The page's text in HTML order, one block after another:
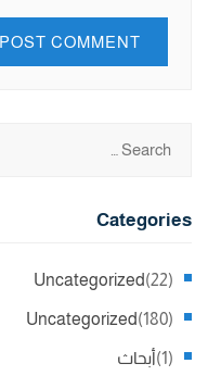
Categories
Uncategorized (22)
Uncategorized (180)
أبحاث (1)